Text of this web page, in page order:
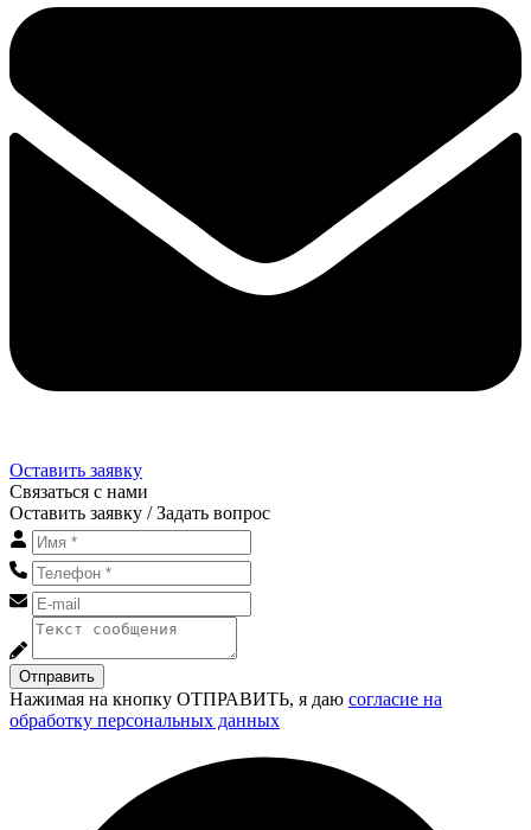
Оставить заявку
Связаться с нами
Оставить заявку / Задать вопрос
Отправить
Нажимая на кнопку ОТПРАВИТЬ, я даю согласие на
обработку персональных данных